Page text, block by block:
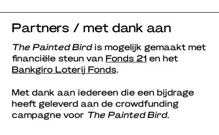
Partners / met dank aan
The Painted Birdis mogelijk gemaakt met
financiële steun van Fonds 21 en het
Bankgiro Loterij Fonds.
Met dank aan iedereen die een bijdrage
heeft geleverd aan de crowdfunding
campagne voor The Painted Bird.